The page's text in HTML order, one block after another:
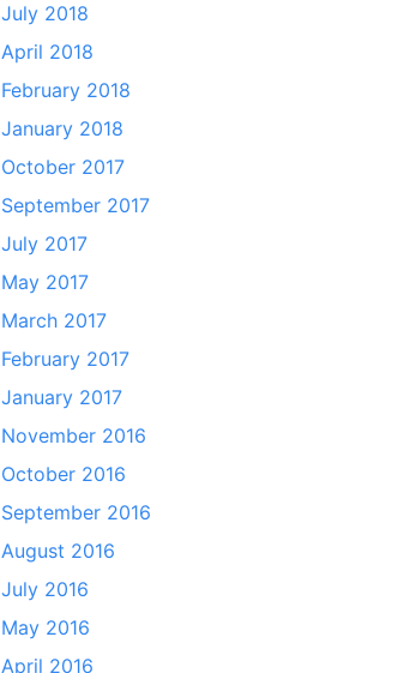
July 2018
April 2018
February 2018
January 2018
October 2017
September 2017
July 2017
May 2017
March 2017
February 2017
January 2017
November 2016
October 2016
September 2016
August 2016
July 2016
May 2016
April 2016